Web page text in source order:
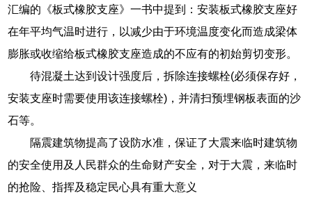
汇编的《板式橡胶支座》一书中提到：安装板式橡胶支座好
在年平均气温时进行，以减少由于环境温度变化而造成梁体
膨胀或收缩给板式橡胶支座造成的不应有的初始剪切变形。
待混凝土达到设计强度后，拆除连接螺栓(必须保存好，
安装支座时需要使用该连接螺栓)，并清扫预埋钢板表面的沙
石等。
隔震建筑物提高了设防水准，保证了大震来临时建筑物
的安全使用及人民群众的生命财产安全，对于大震，来临时
的抢险、指挥及稳定民心具有重大意义